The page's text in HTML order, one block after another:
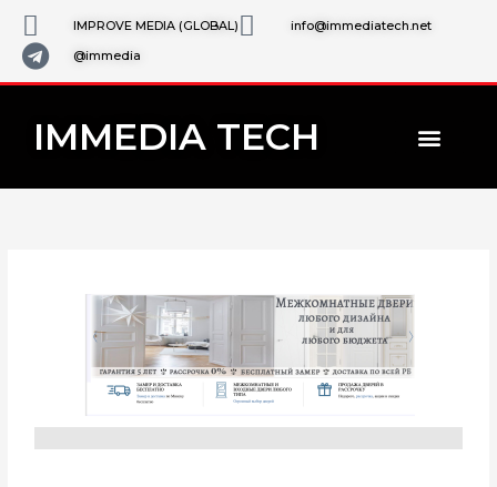
Skip
content
IMPROVE MEDIA (GLOBAL)
info@immediatech.net
@immedia
IMMEDIA TECH